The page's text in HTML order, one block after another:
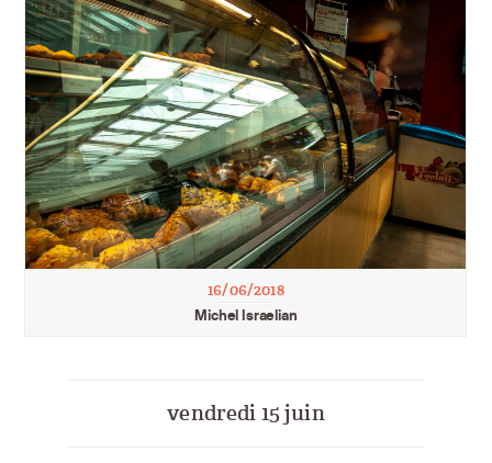
16/06/2018
Michel Israelian
vendredi 15 juin